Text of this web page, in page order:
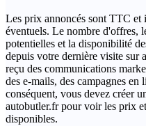
Les prix annoncés sont TTC et
éventuels. Le nombre d'offres,
potentielles et la disponibilité
depuis votre dernière visite sur
reçu des communications
des e-mails, des campagnes
conséquent, vous devez créer
autobutler.fr pour voir les prix
disponibles.